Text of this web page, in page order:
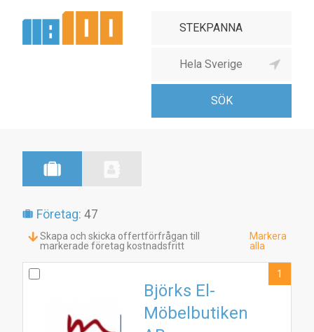
Företag: 47
Skapa och skicka offertförfrågan till
markerade företag kostnadsfritt
Markera
alla
Björks El-
Möbelbutiken
1